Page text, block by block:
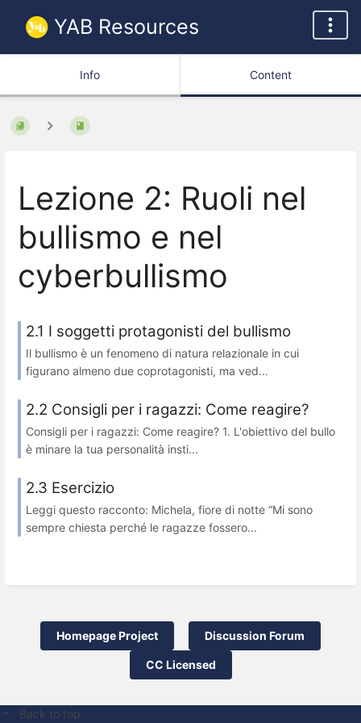
YAB Resources
Info Content
Lezione 2: Ruoli nel
bullismo e nel
cyberbullismo
2.1 I soggetti protagonisti del bullismo
Il bullismo è un fenomeno di natura relazionale in cui
figurano almeno due coprotagonisti, ma ved...
2.2 Consigli per i ragazzi: Come reagire?
Consigli per i ragazzi: Come reagire? 1. L'obiettivo del bullo
è minare la tua personalità insti...
2.3 Esercizio
Leggi questo racconto: Michela, fiore di notte “Mi sono
sempre chiesta perché le ragazze fossero...
Homepage Project Discussion Forum
CC Licensed
Back to top